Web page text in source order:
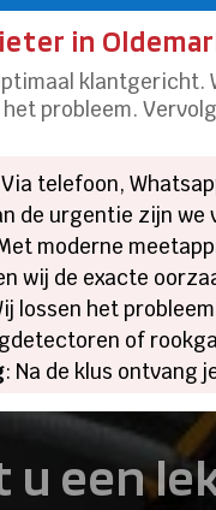
in
probleem.
Via telefoon,
de urgentie zijn
moderne
wij de exacte
lossen het
of
: Na de klus ontvang
u een